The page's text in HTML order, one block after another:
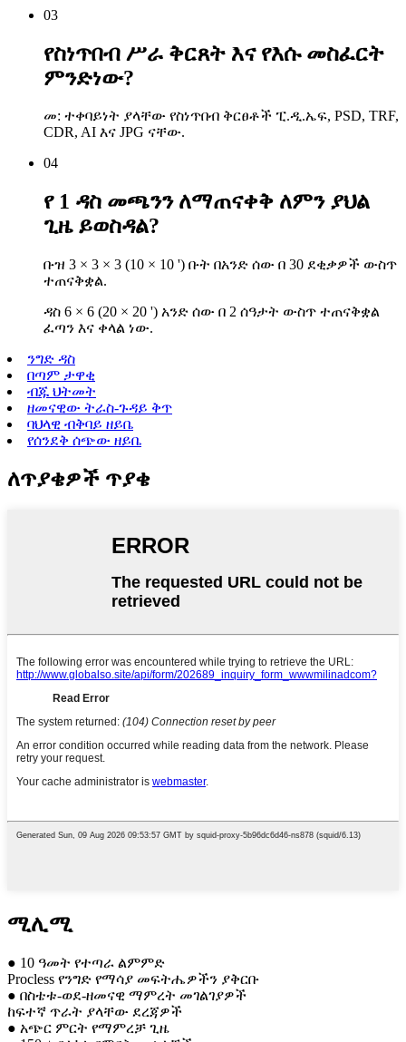
03
የስነጥበብ ሥራ ቅርጸት እና የእሱ መስፈርት
ምንድነው?
መ: ተቀባይነት ያላቸው የስነጥበብ ቅርፀቶች ፒ.ዲ.ኤፍ, PSD, TRF,
CDR, AI እና JPG ናቸው.
04
የ 1 ዳስ መጫንን ለማጠናቀቅ ለምን ያህል
ጊዜ ይወስዳል?
ቡዝ 3 × 3 × 3 (10 × 10 ') ቡት በአንድ ሰው በ 30 ደቂቃዎች ውስጥ
ተጠናቅቋል.
ዳስ 6 × 6 (20 × 20 ') አንድ ሰው በ 2 ሰዓታት ውስጥ ተጠናቅቋል
ፈጣን እና ቀላል ነው.
ንግድ ዳስ
በጣም ታዋቂ
ብጁ ህትመት
ዘመናዊው ትራስ-ጉዳይ ቅጥ
ባህላዊ ብቅባይ ዘይቤ
የሰንደቅ ሰጭው ዘይቤ
ለጥያቄዎች ጥያቄ
ሚሊሚ
● 10 ዓመት የተጣራ ልምምድ
Procless የንግድ የማሳያ መፍትሔዎችን ያቅርቡ
● በስቴቱ-ወደ-ዘመናዊ ማምረት መገልገያዎች
ከፍተኛ ጥራት ያላቸው ደረጃዎች
● አጭር ምርት የማምረቻ ጊዜ